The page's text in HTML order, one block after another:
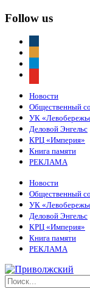
Follow us
Новости
Общественный
УК
Деловой Энгельс
КРЦ «Империя»
Книга памяти
РЕКЛАМА
Новости
Общественный
УК
Деловой Энгельс
КРЦ «Империя»
Книга памяти
РЕКЛАМА